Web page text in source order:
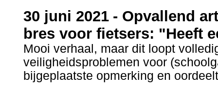
30 juni 2021 - Opvallend
bres voor fietsers: "Heeft
Mooi verhaal, maar dit loopt
veiligheidsproblemen voor
bijgeplaatste opmerking en